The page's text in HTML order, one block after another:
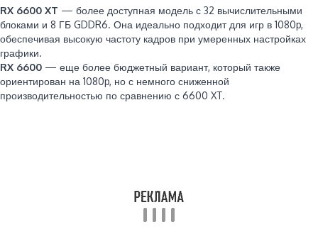
RX 6600 XT — более доступная модель с 32 вычислительными
блоками и 8 ГБ GDDR6. Она идеально подходит для игр в 1080p,
обеспечивая высокую частоту кадров при умеренных настройках
графики.
RX 6600 — еще более бюджетный вариант, который также
ориентирован на 1080p, но с немного сниженной
производительностью по сравнению с 6600 XT.